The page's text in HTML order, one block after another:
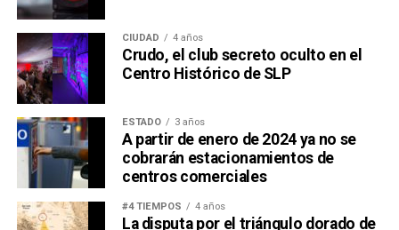
CIUDAD 4 años
Crudo, el club secreto oculto en el
Centro Histórico de SLP
ESTADO 3 años
A partir de enero de 2024 ya no se
cobrarán estacionamientos de
centros comerciales
#4 TIEMPOS 4 años
La disputa por el triángulo dorado de